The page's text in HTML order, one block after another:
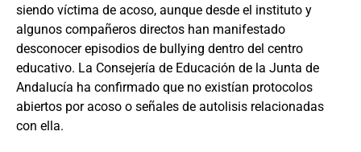
siendo víctima de acoso, aunque desde el instituto y
algunos compañeros directos han manifestado
desconocer episodios de bullying dentro del centro
educativo. La Consejería de Educación de la Junta de
Andalucía ha confirmado que no existían protocolos
abiertos por acoso o señales de autolisis relacionadas
con ella.